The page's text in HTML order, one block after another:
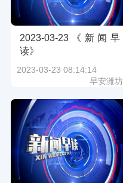
2023-03-23《新闻早
读》
2023-03-23 08:14:14
早安潍坊